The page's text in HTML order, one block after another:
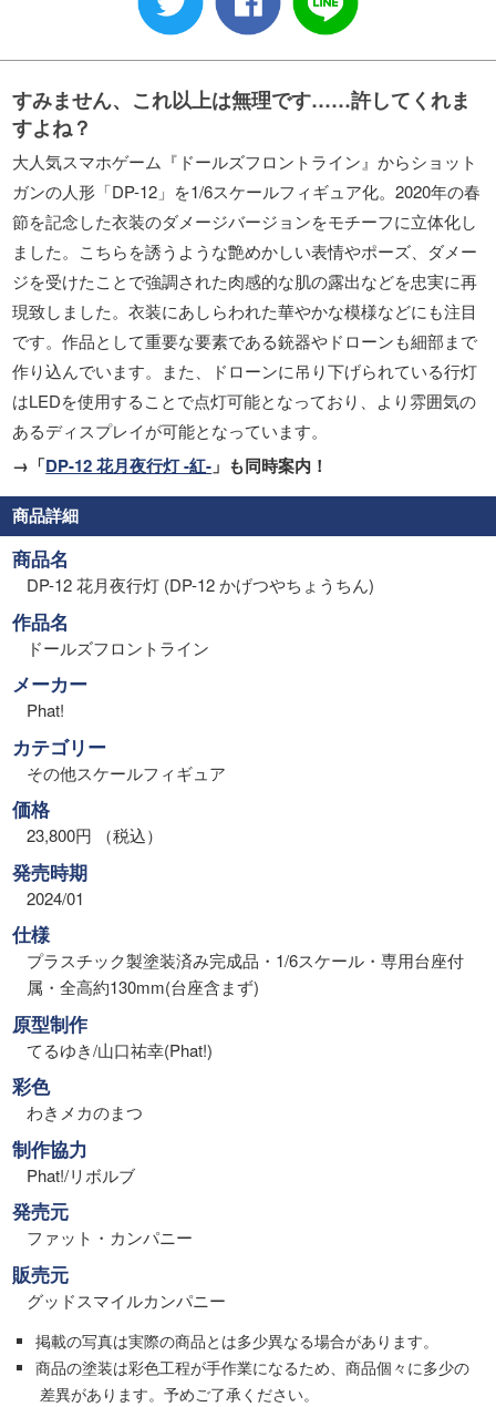
すみません、これ以上は無理です……許してくれま
すよね？
大人気スマホゲーム『ドールズフロントライン』からショット
ガンの人形「DP-12」を1/6スケールフィギュア化。2020年の春
節を記念した衣装のダメージバージョンをモチーフに立体化し
ました。こちらを誘うような艶めかしい表情やポーズ、ダメー
ジを受けたことで強調された肉感的な肌の露出などを忠実に再
現致しました。衣装にあしらわれた華やかな模様などにも注目
です。作品として重要な要素である銃器やドローンも細部まで
作り込んでいます。また、ドローンに吊り下げられている行灯
はLEDを使用することで点灯可能となっており、より雰囲気の
あるディスプレイが可能となっています。
→「DP-12 花月夜行灯 -紅- 」も同時案内！
商品詳細
商品名
DP-12 花月夜行灯 (DP-12 かげつやちょうちん)
作品名
ドールズフロントライン
メーカー
Phat!
カテゴリー
その他スケールフィギュア
価格
23,800円 （税込）
発売時期
2024/01
仕様
プラスチック製塗装済み完成品・1/6スケール・専用台座付
属・全高約130mm(台座含まず)
原型制作
てるゆき/山口祐幸(Phat!)
彩色
わきメカのまつ
制作協力
Phat!/リボルブ
発売元
ファット・カンパニー
販売元
グッドスマイルカンパニー
掲載の写真は実際の商品とは多少異なる場合があります。
商品の塗装は彩色工程が手作業になるため、商品個々に多少の
差異があります。予めご了承ください。